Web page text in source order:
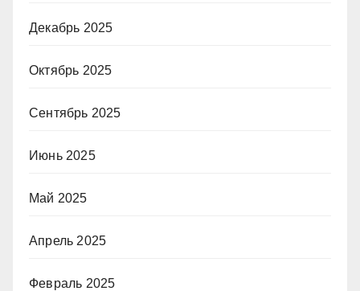
Декабрь 2025
Октябрь 2025
Сентябрь 2025
Июнь 2025
Май 2025
Апрель 2025
Февраль 2025